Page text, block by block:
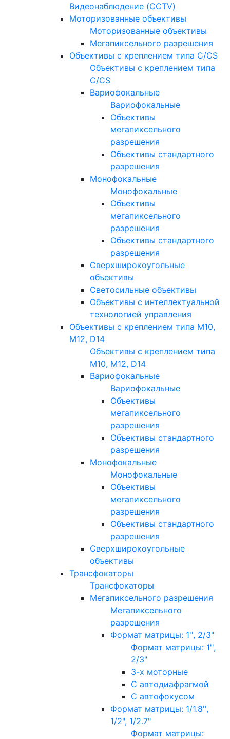
Видеонаблюдение (CCTV)
Моторизованные объективы
Моторизованные объективы
Мегапиксельного разрешения
Объективы с креплением типа C/CS
Объективы с креплением типа
C/CS
Вариофокальные
Вариофокальные
Объективы
мегапиксельного
разрешения
Объективы стандартного
разрешения
Монофокальные
Монофокальные
Объективы
мегапиксельного
разрешения
Объективы стандартного
разрешения
Сверхширокоугольные
объективы
Светосильные объективы
Объективы с интеллектуальной
технологией управления
Объективы с креплением типа M10,
M12, D14
Объективы с креплением типа
M10, M12, D14
Вариофокальные
Вариофокальные
Объективы
мегапиксельного
разрешения
Объективы стандартного
разрешения
Монофокальные
Монофокальные
Объективы
мегапиксельного
разрешения
Объективы стандартного
разрешения
Сверхширокоугольные
объективы
Трансфокаторы
Трансфокаторы
Мегапиксельного разрешения
Мегапиксельного
разрешения
Формат матрицы: 1'', 2/3"
Формат матрицы: 1'',
2/3"
3-х моторные
С автодиафрагмой
С автофокусом
Формат матрицы: 1/1.8'',
1/2", 1/2.7"
Формат матрицы: